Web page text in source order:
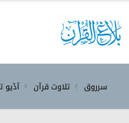
سرروق تلاوت قرآن آڈیو